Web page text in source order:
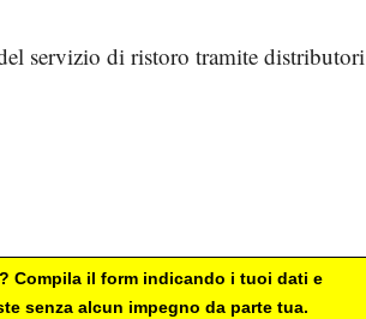
servizio di ristoro tramite distributori
Compila il form indicando i tuoi dati e
senza alcun impegno da parte tua.